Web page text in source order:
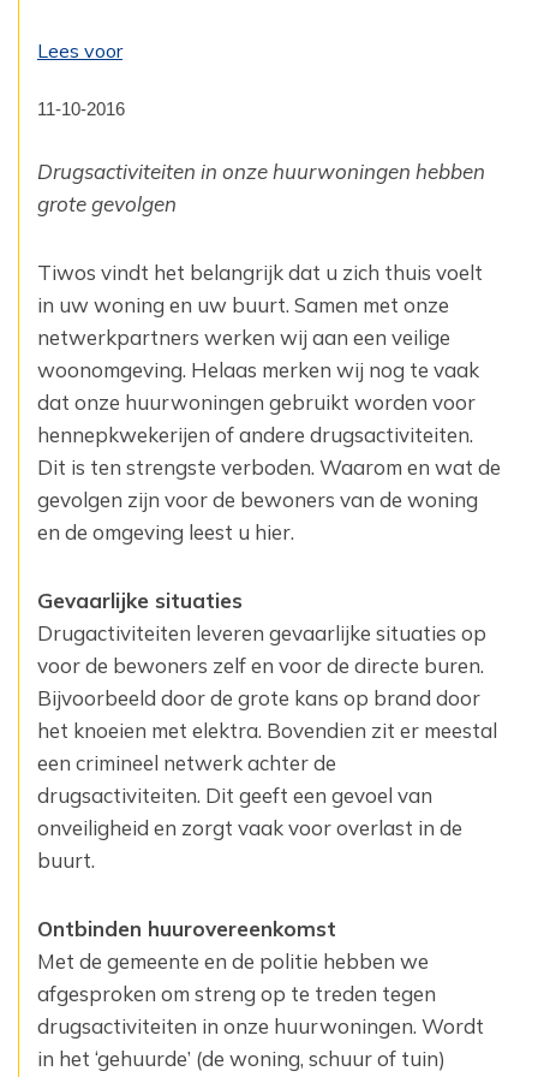
Lees voor
11-10-2016
Drugsactiviteiten in onze huurwoningen hebben
grote gevolgen
Tiwos vindt het belangrijk dat u zich thuis voelt
in uw woning en uw buurt. Samen met onze
netwerkpartners werken wij aan een veilige
woonomgeving. Helaas merken wij nog te vaak
dat ‎onze huurwoningen gebruikt worden voor
hennepkwekerijen of andere drugsactiviteiten.
Dit ‎is ten strengste verboden. Waarom en wat de
gevolgen zijn voor de ‎bewoners van de woning
en de omgeving leest u hier.
Gevaarlijke situaties
Drugactiviteiten leveren gevaarlijke situaties op
voor de bewoners zelf en voor de directe ‎buren.
Bijvoorbeeld door de grote kans op brand door
het knoeien met elektra. Bovendien zit ‎er meestal
een crimineel netwerk achter de
drugsactiviteiten. Dit geeft een gevoel van
onveiligheid en zorgt vaak voor overlast in de
buurt.‎
Ontbinden huurovereenkomst
Met de gemeente en de politie hebben we
afgesproken om streng op te treden tegen
drugsactiviteiten in onze huurwoningen. ‎Wordt
in het ‘gehuurde’ (de woning, schuur of tuin)